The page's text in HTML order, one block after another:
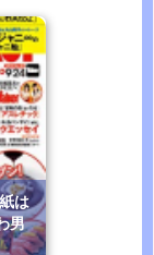
は
男